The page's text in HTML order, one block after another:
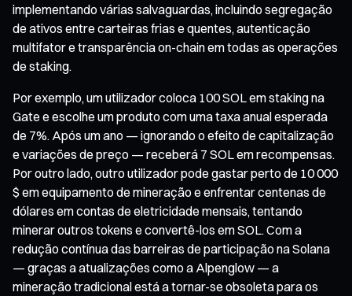
implementando várias salvaguardas, incluindo segregação
de ativos entre carteiras frias e quentes, autenticação
multifator e transparência on-chain em todas as operações
de staking.
Por exemplo, um utilizador coloca 100 SOL em staking na
Gate e escolhe um produto com uma taxa anual esperada
de 7%. Após um ano — ignorando o efeito de capitalização
e variações de preço — receberá 7 SOL em recompensas.
Por outro lado, outro utilizador pode gastar perto de 10 000
$ em equipamento de mineração e enfrentar centenas de
dólares em contas de eletricidade mensais, tentando
minerar outros tokens e convertê-los em SOL. Com a
redução contínua das barreiras de participação na Solana
— graças a atualizações como a Alpenglow — a
mineração tradicional está a tornar-se obsoleta para os